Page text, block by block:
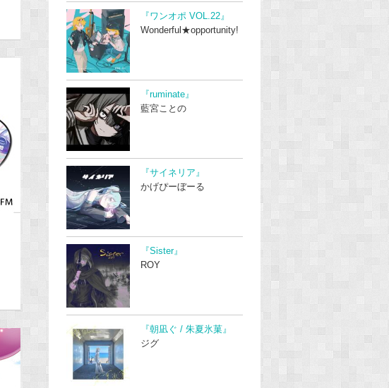
『ワンオポ VOL.22』
Wonderful★opportunity!
『ruminate』
藍宮ことの
『サイネリア』
かげぴーぼーる
『Sister』
ROY
『朝凪ぐ / 朱夏氷菓』
ジグ